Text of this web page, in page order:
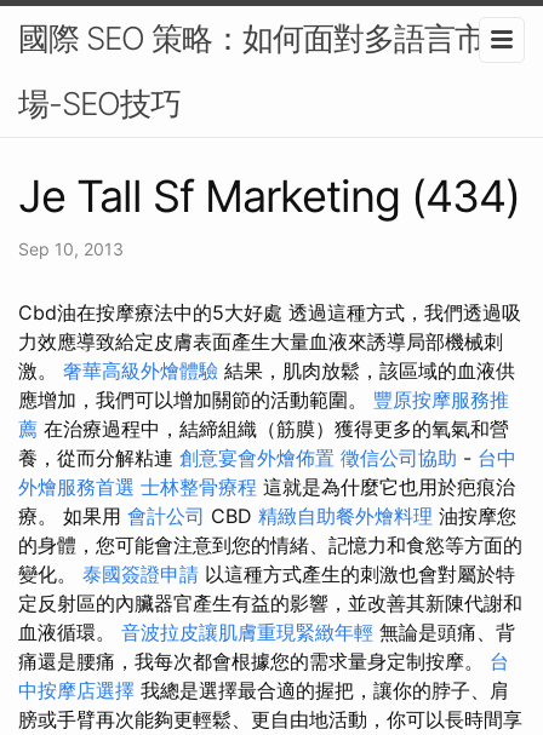
國際 SEO 策略：如何面對多語言市
場-SEO技巧
Je Tall Sf Marketing (434)
Sep 10, 2013
Cbd油在按摩療法中的5大好處 透過這種方式，我們透過吸
力效應導致給定皮膚表面產生大量血液來誘導局部機械刺
激。 奢華高級外燴體驗 結果，肌肉放鬆，該區域的血液供
應增加，我們可以增加關節的活動範圍。 豐原按摩服務推
薦 在治療過程中，結締組織（筋膜）獲得更多的氧氣和營
養，從而分解粘連 創意宴會外燴佈置 徵信公司協助 - 台中
外燴服務首選 士林整骨療程 這就是為什麼它也用於疤痕治
療。 如果用 會計公司 CBD 精緻自助餐外燴料理 油按摩您
的身體，您可能會注意到您的情緒、記憶力和食慾等方面的
變化。 泰國簽證申請 以這種方式產生的刺激也會對屬於特
定反射區的內臟器官產生有益的影響，並改善其新陳代謝和
血液循環。 音波拉皮讓肌膚重現緊緻年輕 無論是頭痛、背
痛還是腰痛，我每次都會根據您的需求量身定制按摩。 台
中按摩店選擇 我總是選擇最合適的握把，讓你的脖子、肩
膀或手臂再次能夠更輕鬆、更自由地活動，你可以長時間享